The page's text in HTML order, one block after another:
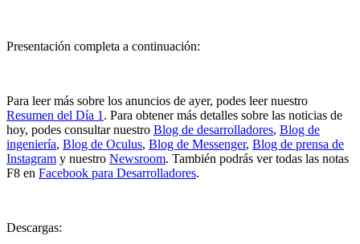
Presentación completa a continuación:
Para leer más sobre los anuncios de ayer, podes leer nuestro
Resumen del Día 1. Para obtener más detalles sobre las noticias de
hoy, podes consultar nuestro Blog de desarrolladores, Blog de
ingeniería, Blog de Oculus, Blog de Messenger, Blog de prensa de
Instagram y nuestro Newsroom. También podrás ver todas las notas
F8 en Facebook para Desarrolladores.
Descargas: